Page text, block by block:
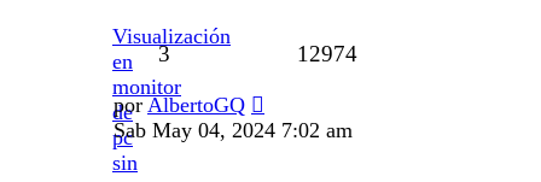
Visualización
en
monitor
de
pc
sin
3 12974
porAlbertoGQ
Sab May 04, 2024 7:02 am